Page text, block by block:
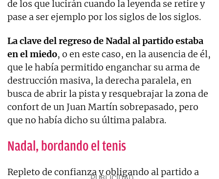
de los que lucirán cuando la leyenda se retire y
pase a ser ejemplo por los siglos de los siglos.
La clave del regreso de Nadal al partido estaba
en el miedo, o en este caso, en la ausencia de él,
que le había permitido enganchar su arma de
destrucción masiva, la derecha paralela, en
busca de abrir la pista y resquebrajar la zona de
confort de un Juan Martín sobrepasado, pero
que no había dicho su última palabra.
Nadal, bordando el tenis
Repleto de confianza y obligando al partido a